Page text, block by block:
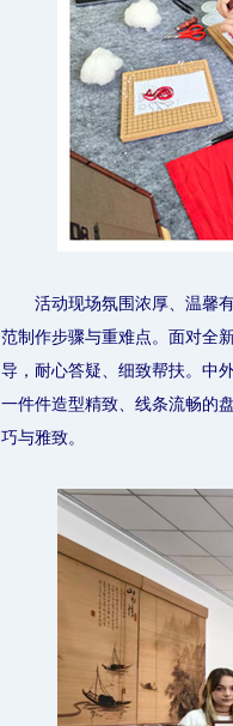
活动现场氛围浓厚、温馨
范制作步骤与重难点。面对全
导，耐心答疑、细致帮扶。中
一件件造型精致、线条流畅的
巧与雅致。